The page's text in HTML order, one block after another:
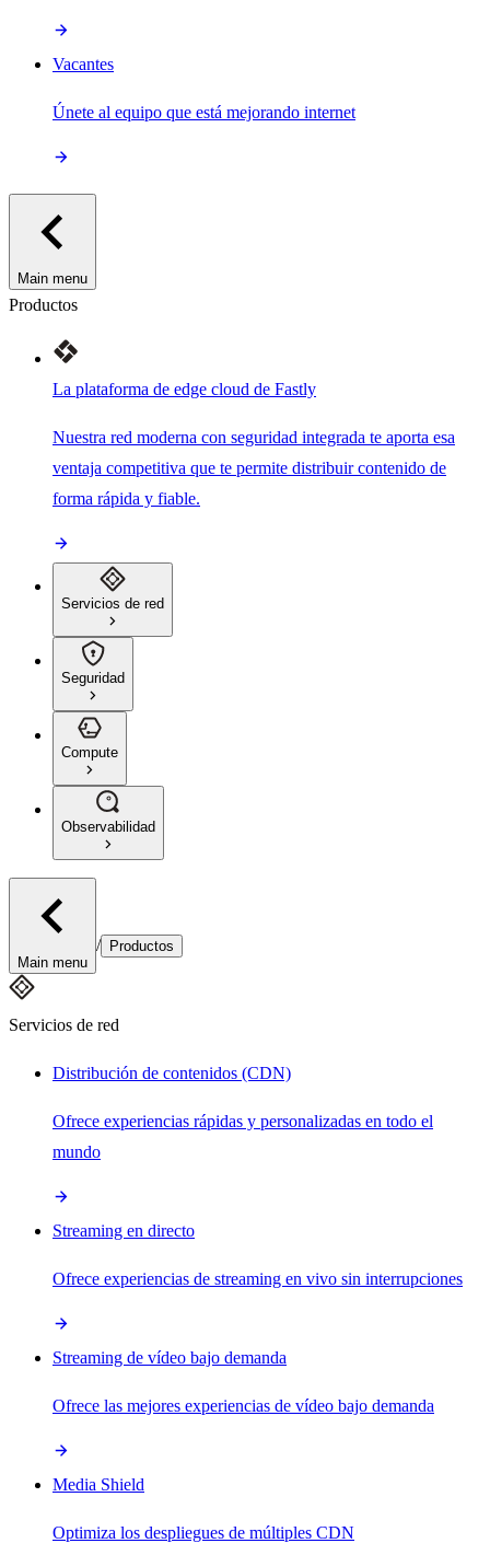
Vacantes
Únete al equipo que está mejorando internet
Main menu
Productos
La plataforma de edge cloud de Fastly
Nuestra red moderna con seguridad integrada te aporta esa
ventaja competitiva que te permite distribuir contenido de
forma rápida y fiable.
Servicios de red
Seguridad
Compute
Observabilidad
Main menu
/ Productos
Servicios de red
Distribución de contenidos (CDN)
Ofrece experiencias rápidas y personalizadas en todo el
mundo
Streaming en directo
Ofrece experiencias de streaming en vivo sin interrupciones
Streaming de vídeo bajo demanda
Ofrece las mejores experiencias de vídeo bajo demanda
Media Shield
Optimiza los despliegues de múltiples CDN